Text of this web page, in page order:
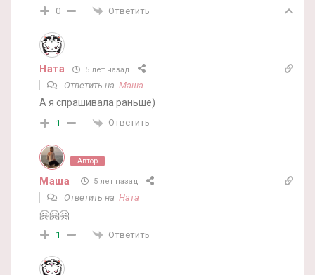
0 Ответить
Ната 5 лет назад
Ответить на Маша
А я спрашивала раньше)
1 Ответить
Автор
Маша 5 лет назад
Ответить на Ната
🤗🤗🤗
1 Ответить